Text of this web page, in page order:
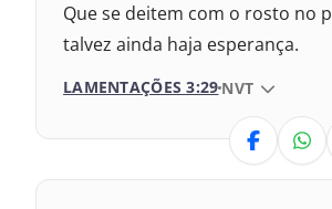
2017 – Nova Almeida Atualizada
2009 – Almeida Revisada e
1969 – Almeida Revisada e
Que se deitem com o rosto no
talvez ainda haja esperança.
LAMENTAÇÕES 3:29 VERSÃO DA BÍBLIA
NVT
VERSÃO